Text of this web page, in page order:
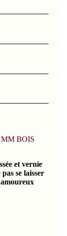
BOIS
et vernie
se laisser